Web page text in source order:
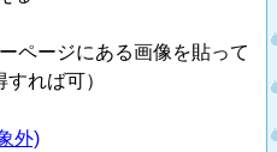
ページにある画像を貼って
れば可）